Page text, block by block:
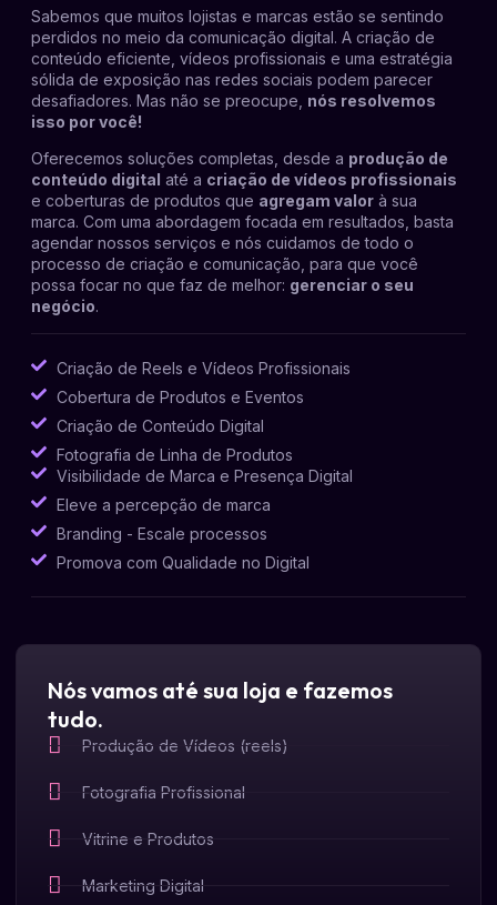
Sabemos que muitos lojistas e marcas estão se sentindo
perdidos no meio da comunicação digital. A criação de
conteúdo eficiente, vídeos profissionais e uma estratégia
sólida de exposição nas redes sociais podem parecer
desafiadores. Mas não se preocupe, nós resolvemos
isso por você!
Oferecemos soluções completas, desde a produção de
conteúdo digital até a criação de vídeos profissionais
e coberturas de produtos que agregam valor à sua
marca. Com uma abordagem focada em resultados, basta
agendar nossos serviços e nós cuidamos de todo o
processo de criação e comunicação, para que você
possa focar no que faz de melhor: gerenciar o seu
negócio.
Criação de Reels e Vídeos Profissionais
Cobertura de Produtos e Eventos
Criação de Conteúdo Digital
Fotografia de Linha de Produtos
Visibilidade de Marca e Presença Digital
Eleve a percepção de marca
Branding - Escale processos
Promova com Qualidade no Digital
Nós vamos até sua loja e fazemos
tudo.
Produção de Vídeos (reels)
Fotografia Profissional
Vitrine e Produtos
Marketing Digital